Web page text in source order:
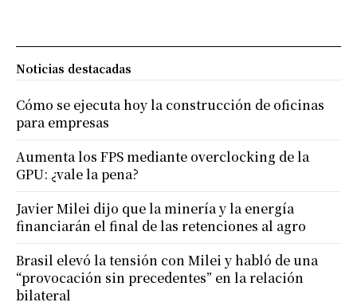
Noticias destacadas
Cómo se ejecuta hoy la construcción de oficinas
para empresas
Aumenta los FPS mediante overclocking de la
GPU: ¿vale la pena?
Javier Milei dijo que la minería y la energía
financiarán el final de las retenciones al agro
Brasil elevó la tensión con Milei y habló de una
“provocación sin precedentes” en la relación
bilateral